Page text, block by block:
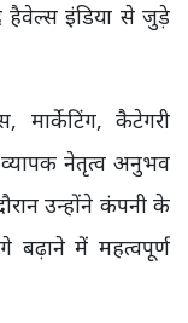
इंडिया से जुड़े
कैटेगरी
नेतृत्व अनुभव
उन्होंने कंपनी के
बढ़ाने में महत्वपूर्ण